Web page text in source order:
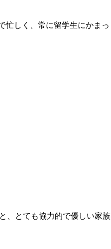
忙しく、常に留学生にかまっ
、とても協力的で優しい家族